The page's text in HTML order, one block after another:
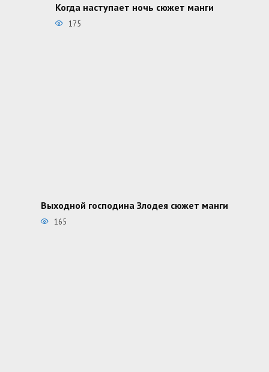
Когда наступает ночь сюжет манги
175
Выходной господина Злодея сюжет манги
165